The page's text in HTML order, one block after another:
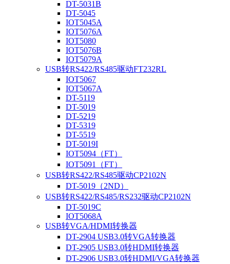
DT-5031B
DT-5045
IOT5045A
IOT5076A
IOT5080
IOT5076B
IOT5079A
USB转RS422/RS485驱动FT232RL
IOT5067
IOT5067A
DT-5119
DT-5019
DT-5219
DT-5319
DT-5519
DT-5019I
IOT5094（FT）
IOT5091（FT）
USB转RS422/RS485驱动CP2102N
DT-5019（2ND）
USB转RS422/RS485/RS232驱动CP2102N
DT-5019C
IOT5068A
USB转VGA/HDMI转换器
DT-2904 USB3.0转VGA转换器
DT-2905 USB3.0转HDMI转换器
DT-2906 USB3.0转HDMI/VGA转换器